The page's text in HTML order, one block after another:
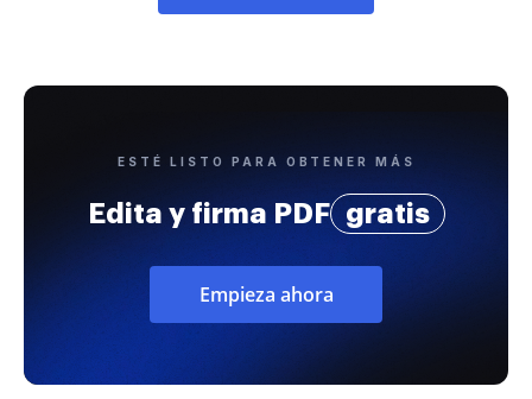
ESTÉ LISTO PARA OBTENER MÁS
Edita y firma PDF gratis
Empieza ahora